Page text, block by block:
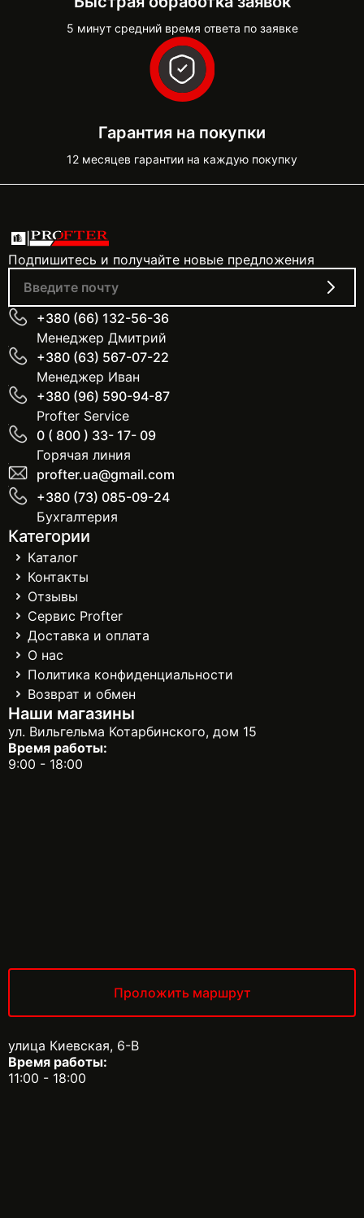
5 минут средний время ответа по заявке
Гарантия на покупки
12 месяцев гарантии на каждую покупку
Подпишитесь и получайте новые предложения
+380 (66) 132-56-36
Менеджер Дмитрий
+380 (63) 567-07-22
Менеджер Иван
+380 (96) 590-94-87
Profter Service
0 ( 800 ) 33- 17- 09
Горячая линия
profter.ua@gmail.com
+380 (73) 085-09-24
Бухгалтерия
Категории
Каталог
Контакты
Отзывы
Сервис Profter
Доставка и оплата
О нас
Политика конфиденциальности
Возврат и обмен
Наши магазины
ул. Вильгельма Котарбинского, дом 15
Время работы:
9:00 - 18:00
Проложить маршрут
улица Киевская, 6-В
Время работы:
11:00 - 18:00